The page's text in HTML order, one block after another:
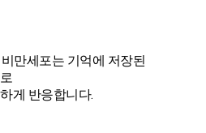
만세포는 기억에 저장된
게 반응합니다.